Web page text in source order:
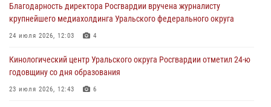
виновника ДТП
05 августа 2026, 05:15
труженицу тыла из Тюмени
04 августа 2026, 11:07
Благодарность директора Росгвардии вручена журналисту
крупнейшего медиахолдинга Уральского федерального округа
24 июля 2026, 12:03 4
Кинологический центр Уральского округа Росгвардии отметил 24-ю
годовщину со дня образования
23 июля 2026, 12:43 6